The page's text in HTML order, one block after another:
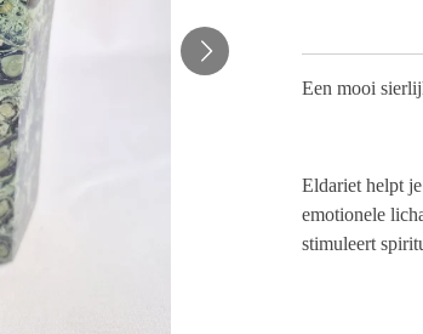
Een mooi
Eldariet helpt
emotionele
stimuleert